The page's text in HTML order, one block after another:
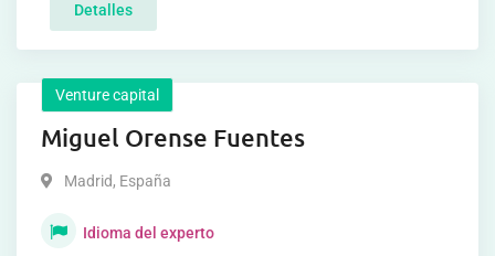
Detalles
Venture capital
Miguel Orense Fuentes
Madrid, España
Idioma del experto